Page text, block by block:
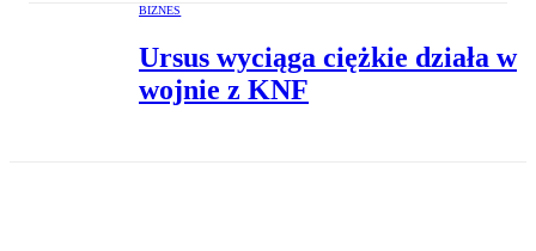
BIZNES
Ursus wyciąga ciężkie działa w
wojnie z KNF